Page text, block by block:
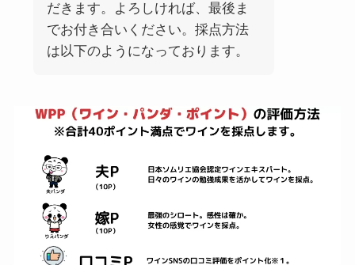
だきます。よろしければ、最後ま
でお付き合いください。採点方法
は以下のようになっております。